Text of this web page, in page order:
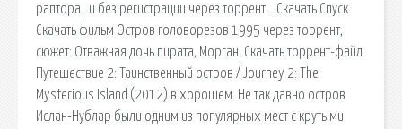
раптора . и без регистрации через торрент. . Скачать Спуск
Скачать фильм Остров головорезов 1995 через торрент,
сюжет: Отважная дочь пирата, Морган. Скачать торрент-файл
Путешествие 2: Таинственный остров / Journey 2: The
Mysterious Island (2012) в хорошем. Не так давно остров
Ислан-Нублар были одним из популярных мест с крутыми